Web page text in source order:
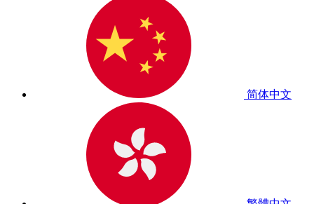
简体中文